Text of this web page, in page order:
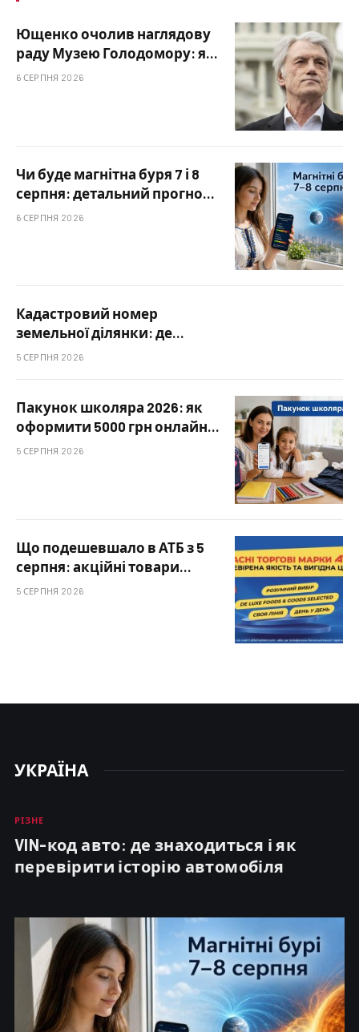
Ющенко очолив наглядову
раду Музею Голодомору: які
завдання отримав
6 СЕРПНЯ 2026
Чи буде магнітна буря 7 і 8
серпня: детальний прогноз
Kp по годинах
6 СЕРПНЯ 2026
Кадастровий номер
земельної ділянки: де
знайти і як перевірити
5 СЕРПНЯ 2026
Пакунок школяра 2026: як
оформити 5000 грн онлайн
через Дію
5 СЕРПНЯ 2026
Що подешевшало в АТБ з 5
серпня: акційні товари
«Своя Лінія» та «День у День»
5 СЕРПНЯ 2026
УКРАЇНА
РІЗНЕ
VIN-код авто: де знаходиться і як
перевірити історію автомобіля